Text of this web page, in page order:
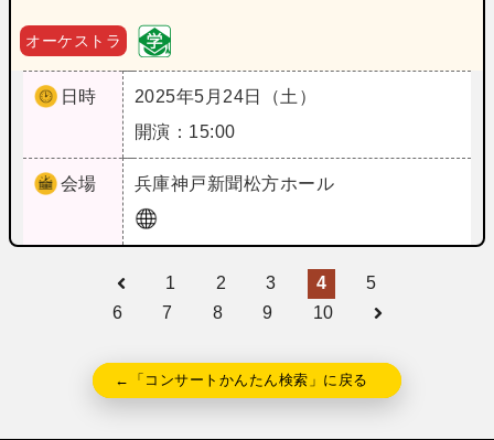
オーケストラ
日時
2025年5月24日（土）
開演：15:00
会場 兵庫神戸新聞松方ホール
1 2 3 4
5
6
7 8 9 10
←「コンサートかんたん検索」に戻る